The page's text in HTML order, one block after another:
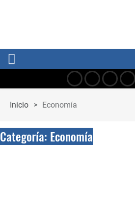
Inicio > Economía
Categoría: Economía